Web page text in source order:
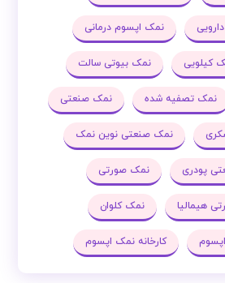
نمک اپسوم درمانی
کیلویی نمک بیوتی سالت
نمک تصفیه شده نمک صنعتی
نمک صنعتی نوین نمک
پودری نمک صورتی
هیمالیا نمک کلوان
کارخانه نمک اپسوم